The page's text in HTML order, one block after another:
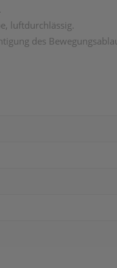
luftdurchlässig.
des